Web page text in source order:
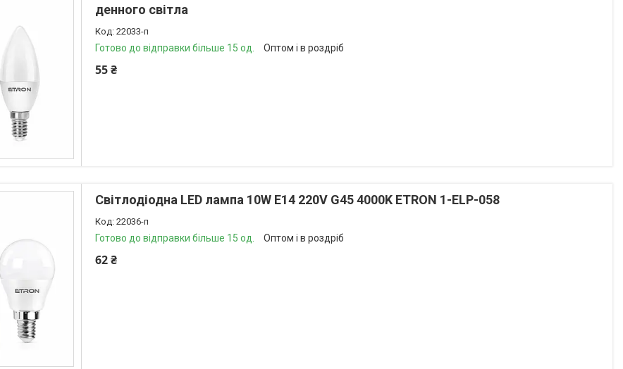
денного світла
22033-п
Готово до відправки більше 15 од. Оптом і в роздріб
55 ₴
Світлодіодна LED лампа 10W E14 220V G45 4000K ETRON 1-ELP-058
22036-п
Готово до відправки більше 15 од. Оптом і в роздріб
62 ₴